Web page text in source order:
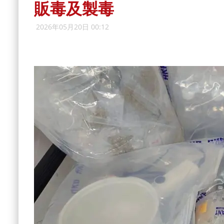
販毒及製毒
2026年05月20日 00:12